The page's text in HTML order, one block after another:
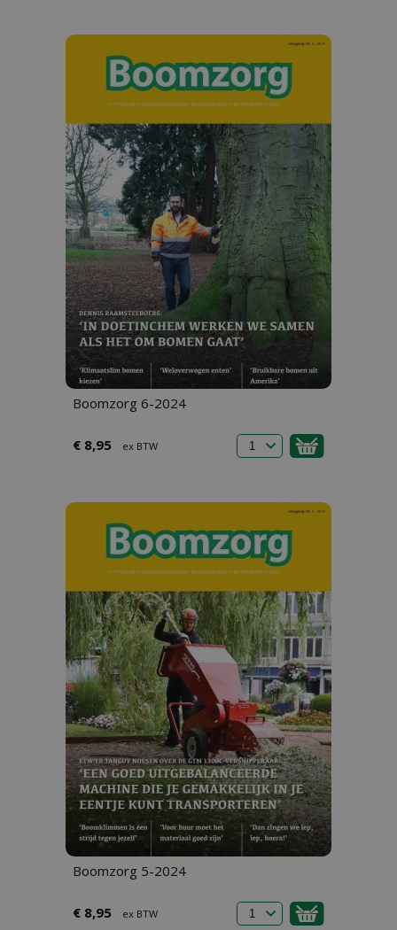
Boomzorg 6-2024
€ 8,95 ex BTW
Boomzorg 5-2024
€ 8,95 ex BTW